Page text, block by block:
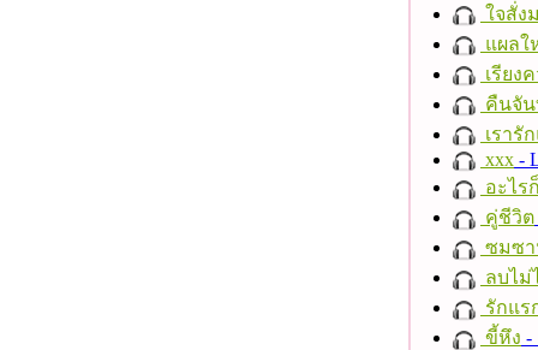
ใจสั่ง
แผลใ
เรียง
คืนจั
เรารั
xxx -
อะไร
คู่ชีวิต
ซมซ
ลบไม่
รักแร
ขี้หึง -